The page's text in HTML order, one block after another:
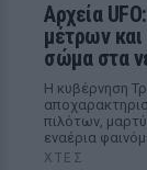
Αρχεία
μέτρων
σώμα στα
Η κυβέρνηση
πιλότων,
εναέρια
ΧΤΕΣ